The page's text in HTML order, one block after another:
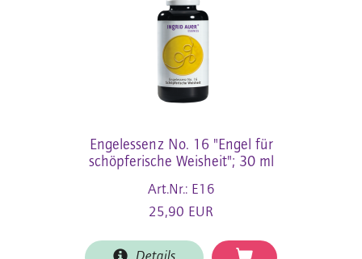
Engelessenz No. 16 "Engel für
schöpferische Weisheit"; 30 ml
Art.Nr.: E16
25,90 EUR